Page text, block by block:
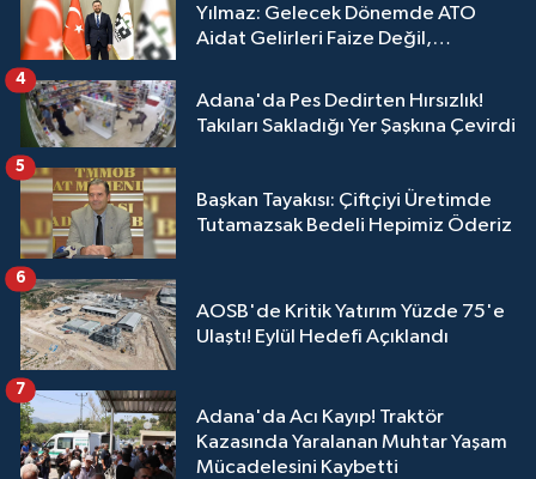
Yılmaz: Gelecek Dönemde ATO
Aidat Gelirleri Faize Değil,
Adana'da Pes Dedirten Hırsızlık!
Takıları Sakladığı Yer Şaşkına Çevirdi
4
Başkan Tayakısı: Çiftçiyi Üretimde
Tutamazsak Bedeli Hepimiz Öderiz
5
AOSB'de Kritik Yatırım Yüzde 75'e
Ulaştı! Eylül Hedefi Açıklandı
6
Adana'da Acı Kayıp! Traktör
Kazasında Yaralanan Muhtar Yaşam
Mücadelesini Kaybetti
7